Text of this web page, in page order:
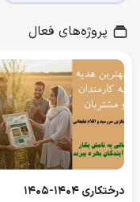
پروژه‌های فعال
درختکاری ۱۴۰۴-١۴٠۵